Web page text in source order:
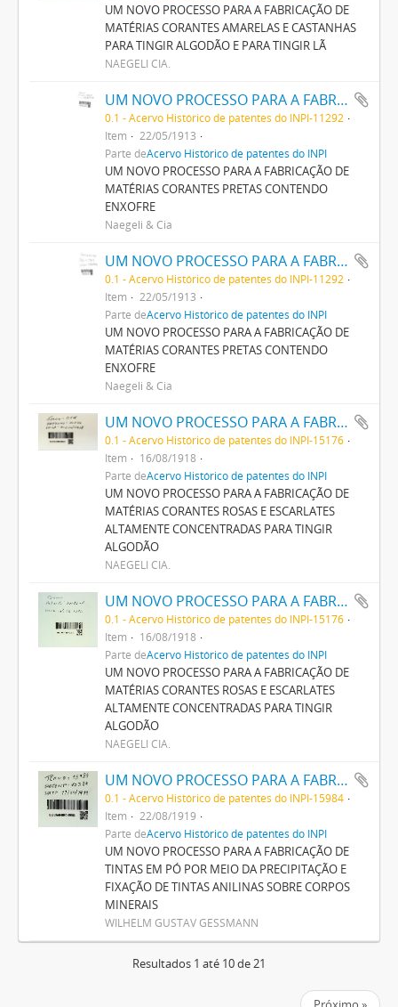
UM NOVO PROCESSO PARA A FABRICAÇÃO DE
MATÉRIAS CORANTES AMARELAS E CASTANHAS
PARA TINGIR ALGODÃO E PARA TINGIR LÃ
NAEGELI CIA.
UM NOVO PROCESSO PARA A FABRICAÇÃO DE MATERIAS CORANTES PRETAS CONTENDO ENXOFRE
0.1 - Acervo Histórico de patentes do INPI-11292
Item
22/05/1913
Parte deAcervo Histórico de patentes do INPI
UM NOVO PROCESSO PARA A FABRICAÇÃO DE
MATÉRIAS CORANTES PRETAS CONTENDO
ENXOFRE
Naegeli & Cia
UM NOVO PROCESSO PARA A FABRICAÇÃO DE MATERIAS CORANTES PRETAS CONTENDO ENXOFRE
0.1 - Acervo Histórico de patentes do INPI-11292
Item
22/05/1913
Parte deAcervo Histórico de patentes do INPI
UM NOVO PROCESSO PARA A FABRICAÇÃO DE
MATÉRIAS CORANTES PRETAS CONTENDO
ENXOFRE
Naegeli & Cia
UM NOVO PROCESSO PARA A FABRICAÇÃO DE MATERIAS CORANTES ROSAS E ESCARLATES ALTAMENTE CONCENTRADAS PARA TINGIR ALGODÃO
0.1 - Acervo Histórico de patentes do INPI-15176
Item
16/08/1918
Parte deAcervo Histórico de patentes do INPI
UM NOVO PROCESSO PARA A FABRICAÇÃO DE
MATÉRIAS CORANTES ROSAS E ESCARLATES
ALTAMENTE CONCENTRADAS PARA TINGIR
ALGODÃO
NAEGELI CIA.
UM NOVO PROCESSO PARA A FABRICAÇÃO DE MATERIAS CORANTES ROSAS E ESCARLATES ALTAMENTE CONCENTRADAS PARA TINGIR ALGODÃO
0.1 - Acervo Histórico de patentes do INPI-15176
Item
16/08/1918
Parte deAcervo Histórico de patentes do INPI
UM NOVO PROCESSO PARA A FABRICAÇÃO DE
MATÉRIAS CORANTES ROSAS E ESCARLATES
ALTAMENTE CONCENTRADAS PARA TINGIR
ALGODÃO
NAEGELI CIA.
UM NOVO PROCESSO PARA A FABRICAÇÃO DE TINTAS EM PÓ POR MEIO DA PRECIPITAÇÃO E FIXAÇÃO DE TINTAS ANILINAS SOBRE CORPOS MINERAES
0.1 - Acervo Histórico de patentes do INPI-15984
Item
22/08/1919
Parte deAcervo Histórico de patentes do INPI
UM NOVO PROCESSO PARA A FABRICAÇÃO DE
TINTAS EM PÓ POR MEIO DA PRECIPITAÇÃO E
FIXAÇÃO DE TINTAS ANILINAS SOBRE CORPOS
MINERAIS
WILHELM GUSTAV GESSMANN
Resultados 1 até 10 de 21